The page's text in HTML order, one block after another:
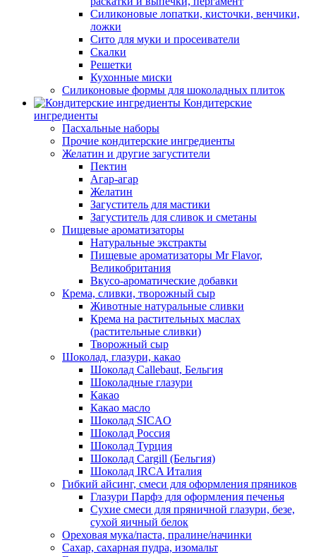
Силиконовые лопатки, кисточки, венчики,
ложки
Сито для муки и просеиватели
Скалки
Решетки
Кухонные миски
Силиконовые формы для шоколадных плиток
Кондитерские
ингредиенты
Пасхальные наборы
Прочие кондитерские ингредиенты
Желатин и другие загустители
Пектин
Агар-агар
Желатин
Загуститель для мастики
Загуститель для сливок и сметаны
Пищевые ароматизаторы
Натуральные экстракты
Пищевые ароматизаторы Mr Flavor,
Великобритания
Вкусо-ароматические добавки
Крема, сливки, творожный сыр
Животные натуральные сливки
Крема на растительных маслах
(растительные сливки)
Творожный сыр
Шоколад, глазури, какао
Шоколад Callebaut, Бельгия
Шоколадные глазури
Какао
Какао масло
Шоколад SICAO
Шоколад Россия
Шоколад Турция
Шоколад Cargill (Бельгия)
Шоколад IRCA Италия
Гибкий айсинг, смеси для оформления пряников
Глазури Парфэ для оформления печенья
Сухие смеси для пряничной глазури, безе,
сухой яичный белок
Ореховая мука/паста, пралине/начинки
Сахар, сахарная пудра, изомальт